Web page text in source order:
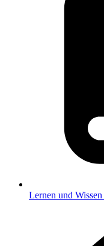
Lernen und Wissen